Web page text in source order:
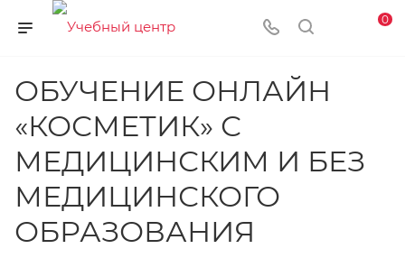
0
ОБУЧЕНИЕ ОНЛАЙН
«КОСМЕТИК» С
МЕДИЦИНСКИМ И БЕЗ
МЕДИЦИНСКОГО
ОБРАЗОВАНИЯ